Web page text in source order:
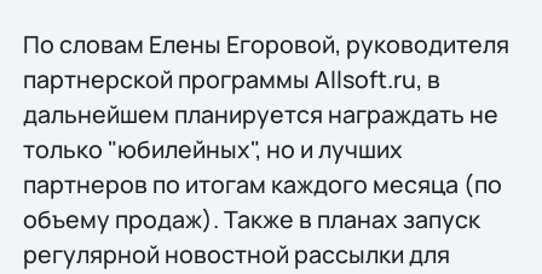
По словам Елены Егоровой, руководителя
партнерской программы Allsoft.ru, в
дальнейшем планируется награждать не
только "юбилейных", но и лучших
партнеров по итогам каждого месяца (по
объему продаж). Также в планах запуск
регулярной новостной рассылки для